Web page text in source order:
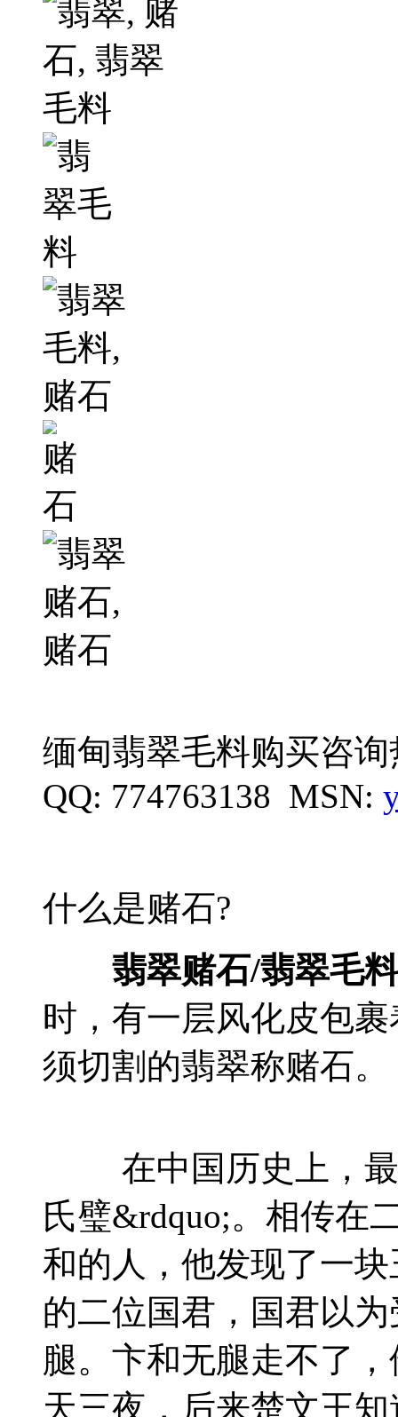
缅甸翡翠毛料购买咨
QQ: 774763138 MSN:
什么是赌石?
翡翠赌石/翡翠毛料
时，有一层风化皮包
须切割的翡翠称赌石。
在中国历史上，最
氏璧&rdquo;。相传在
和的人，他发现了一
的二位国君，国君以
腿。卞和无腿走不了
天三夜，后来楚文王